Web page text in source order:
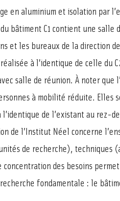
en aluminium et isolation par
bâtiment C1 contient une
et les bureaux de la direction
à l’identique de celle du
salle de réunion. À noter que
à mobilité réduite. Elles
de l’existant au rez-
de l’Institut Néel concerne
de recherche), techniques
des besoins
fondamentale : le